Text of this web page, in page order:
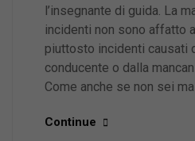
l’insegnante di guida. La
incidenti non sono affatto
piuttosto incidenti causati
conducente o dalla
Come anche se non sei
Continue